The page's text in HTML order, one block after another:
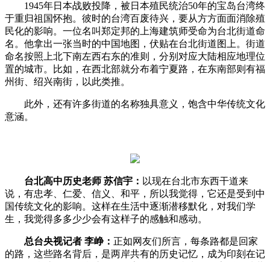
1945年日本战败投降，被日本殖民统治50年的宝岛台湾终
于重归祖国怀抱。彼时的台湾百废待兴，要从方方面面消除殖
民化的影响。一位名叫郑定邦的上海建筑师受命为台北街道命
名。他拿出一张当时的中国地图，伏贴在台北街道图上。街道
命名按照上北下南左西右东的准则，分别对应大陆相应地理位
置的城市。比如，在西北部就分布着宁夏路，在东南部则有福
州街、绍兴南街，以此类推。
此外，还有许多街道的名称独具意义，饱含中华传统文化
意涵。
台北高中历史老师 苏信宇： 以现在台北市东西干道来
说，有忠孝、仁爱、信义、和平，所以我觉得，它还是受到中
国传统文化的影响。这样在生活中逐渐潜移默化，对我们学
生，我觉得多多少少会有这样子的感触和感动。
总台央视记者 李峥： 正如网友们所言，每条路都是回家
的路，这些路名背后，是两岸共有的历史记忆，成为印刻在记